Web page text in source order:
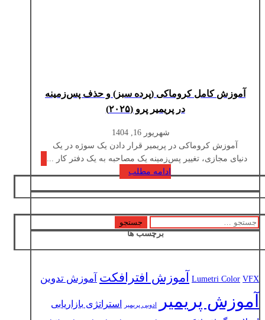
آموزش کامل کروماکی (پرده سبز) و حذف پس‌زمینه
در پریمیر پرو (۲۰۲۵)
شهریور 16, 1404
آموزش کروماکی در پریمیر قرار دادن یک سوژه در یک
دنیای مجازی، تغییر پس‌زمینه یک مصاحبه به یک دفتر کار ...
ادامه مطلب
جستجو
برچسب ها
Lumetri Color VFX آموزش افترافکت آموزش تدوین
آموزش پریمیر ادوبی پریمیر
استراتژی بازاریابی